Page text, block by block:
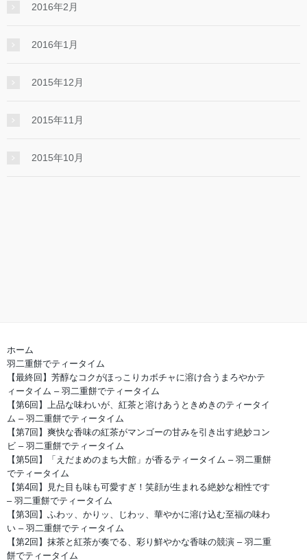
2016年2月
2016年1月
2015年12月
2015年11月
2015年10月
ホーム
羽二重餅でティータイム
【最終回】芳醇なコクがほっこりカボチャに溶け合うまろやかテ
ィータイム – 羽二重餅でティータイム
【第6回】上品な味わいが、紅茶と溶けあうときめきのティータイ
ム – 羽二重餅でティータイム
【第7回】爽快な香味の紅茶がマンゴーの甘みを引き出す絶妙コン
ビ – 羽二重餅でティータイム
【第5回】「えだまめのまち大館」が香るティータイム – 羽二重餅
でティータイム
【第4回】見た目も味も可愛すぎ！笑顔が生まれる絶妙な相性です
– 羽二重餅でティータイム
【第3回】ふわッ、かりッ、じわッ、華やかに溶け込む至福の味わ
い – 羽二重餅でティータイム
【第2回】抹茶と紅茶が奏でる、彩り鮮やかな香味の競演 – 羽二重
餅でティータイム